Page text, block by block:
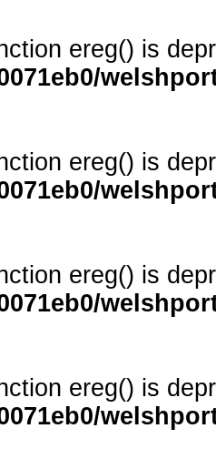
ereg() is
ereg() is
ereg() is
ereg() is